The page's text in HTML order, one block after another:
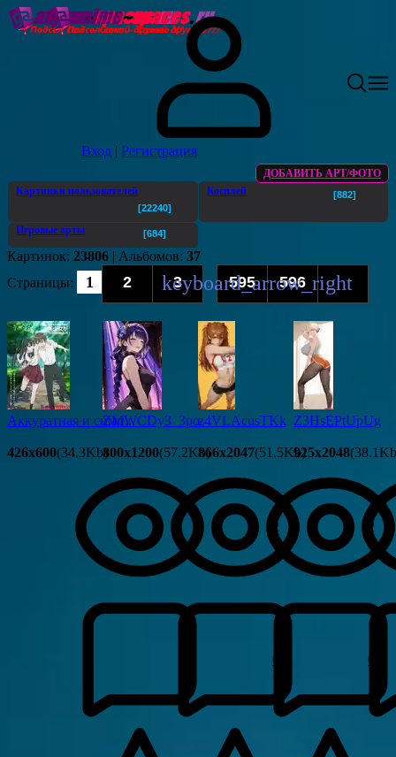
Вход | Регистрация
ДОБАВИТЬ АРТ/ФОТО
Картинки пользователей
[22240]
Косплей [882]
Игровые арты [684]
Картинок: 23806 | Альбомов: 37
Страницы: 1 2 3 ... 595 596
Аккуратная и симп...
426x600(34.3Kb)
2
0
ZMWCDy3_3po
800x1200(57.2Kb)
2
0
z4VLAcusTKk
866x2047(51.5Kb)
Z3HsEPtUpUg
925x2048